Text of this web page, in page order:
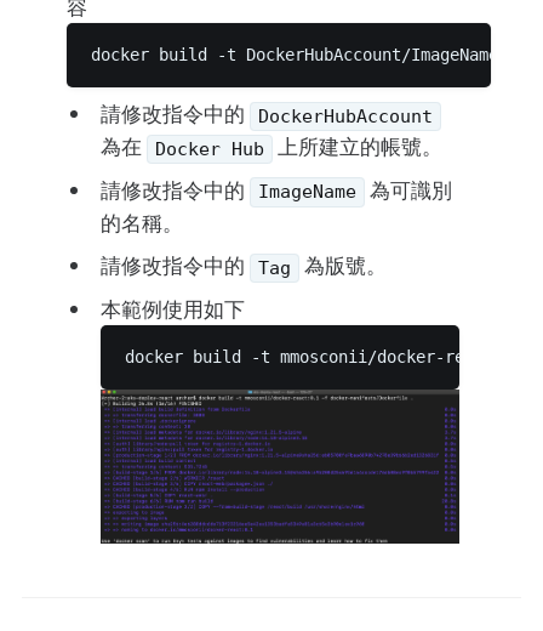
容
請修改指令中的 DockerHubAccount
為在 Docker Hub
上所建立的帳號。
請修改指令中的
ImageName
為可識別
的名稱。
請修改指令中的
Tag
為版號。
本範例使用如下